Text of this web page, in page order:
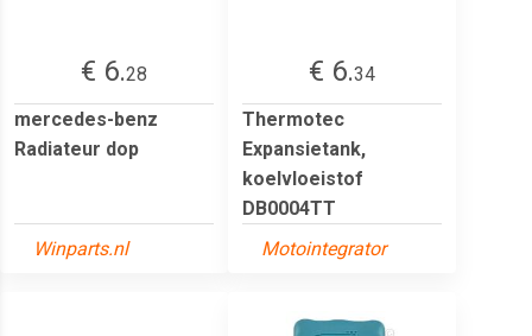
€ 6.28
mercedes-benz
Radiateur dop
Winparts.nl
€ 6.34
Thermotec
Expansietank,
koelvloeistof
DB0004TT
Motointegrator